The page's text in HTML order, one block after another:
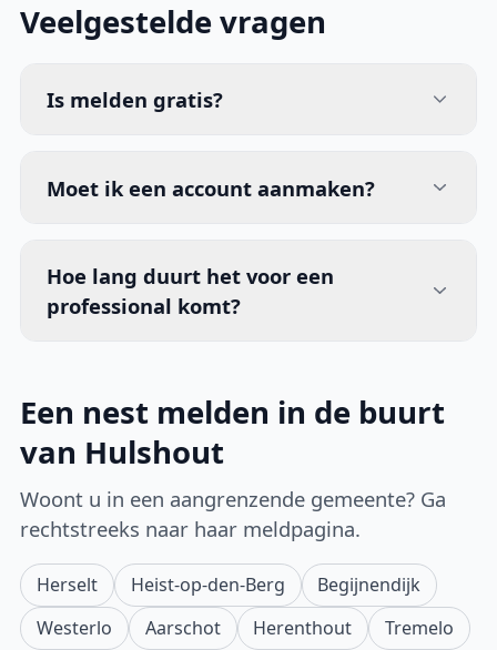
Veelgestelde vragen
Is melden gratis?
Moet ik een account aanmaken?
Hoe lang duurt het voor een
professional komt?
Een nest melden in de buurt
van Hulshout
Woont u in een aangrenzende gemeente? Ga
rechtstreeks naar haar meldpagina.
Herselt Heist-op-den-Berg
Begijnendijk
Westerlo
Aarschot Herenthout
Tremelo